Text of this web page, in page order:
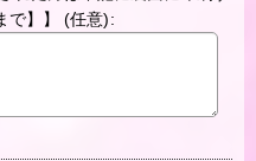
で】】 (任意):